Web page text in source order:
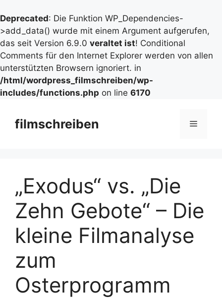
Deprecated: Die Funktion WP_Dependencies-
>add_data() wurde mit einem Argument aufgerufen,
das seit Version 6.9.0 veraltet ist! Conditional
Comments für den Internet Explorer werden von allen
unterstützten Browsern ignoriert. in
/html/wordpress_filmschreiben/wp-
includes/functions.php on line 6170
Inhalt
springen
filmschreiben Menü
„Exodus“ vs. „Die
Zehn Gebote“ – Die
kleine Filmanalyse
zum
Osterprogramm